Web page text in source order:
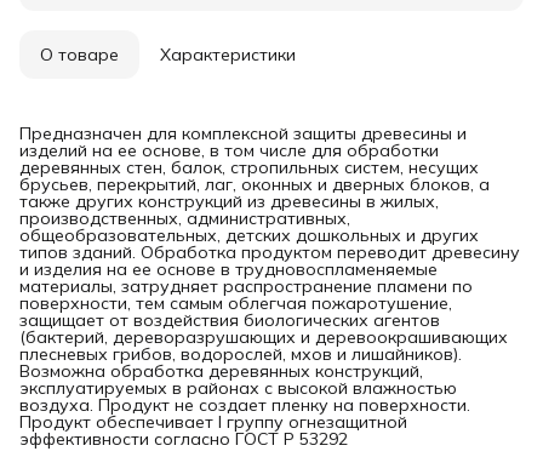
О товаре Характеристики
Предназначен для комплексной защиты древесины и
изделий на ее основе, в том числе для обработки
деревянных стен, балок, стропильных систем, несущих
брусьев, перекрытий, лаг, оконных и дверных блоков, а
также других конструкций из древесины в жилых,
производственных, административных,
общеобразовательных, детских дошкольных и других
типов зданий. Обработка продуктом переводит древесину
и изделия на ее основе в трудновоспламеняемые
материалы, затрудняет распространение пламени по
поверхности, тем самым облегчая пожаротушение,
защищает от воздействия биологических агентов
(бактерий, дереворазрушающих и деревоокрашивающих
плесневых грибов, водорослей, мхов и лишайников).
Возможна обработка деревянных конструкций,
эксплуатируемых в районах с высокой влажностью
воздуха. Продукт не создает пленку на поверхности.
Продукт обеспечивает I группу огнезащитной
эффективности согласно ГОСТ Р 53292